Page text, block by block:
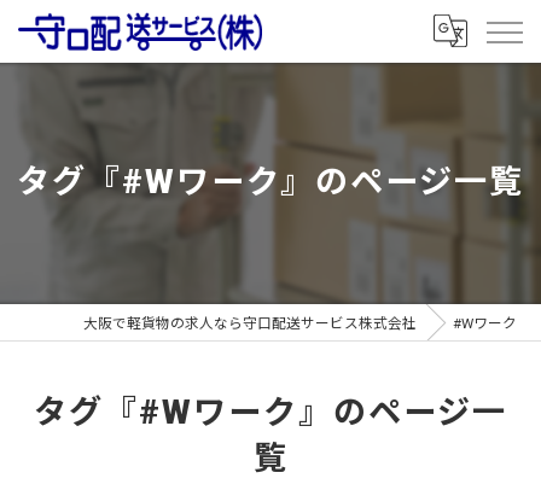
タグ『#Wワーク』のページ一覧
大阪で軽貨物の求人なら守口配送サービス株式会社 #Wワーク
タグ『#Wワーク』のページ一
覧